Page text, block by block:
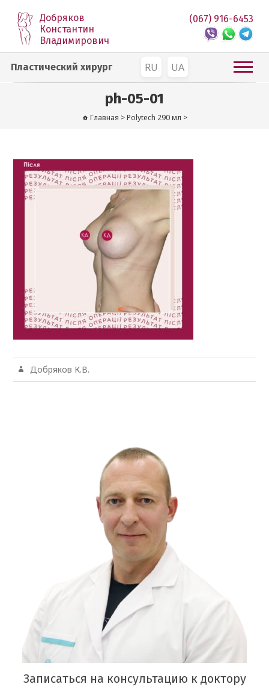
Добряков
Константин
Владимирович
RU UA
(067) 916-6453
Пластический хирург
ph-05-01
Главная >Polytech 290 мл >
Добряков К.В.
Записаться на консультацию к доктору